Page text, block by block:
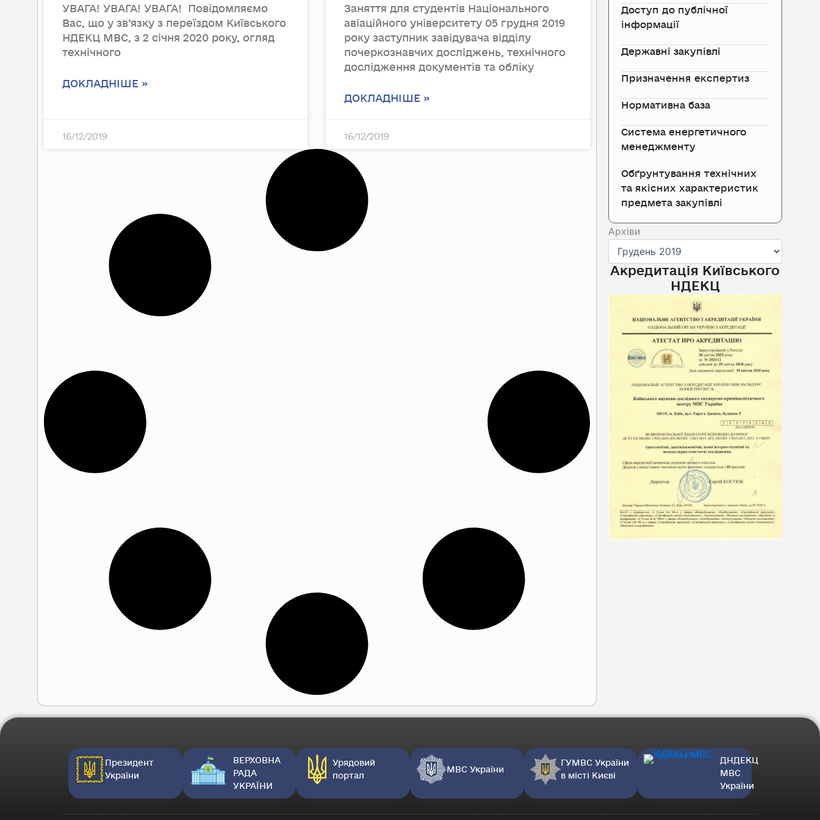
УВАГА! УВАГА! УВАГА! Повідомляємо
Вас, що у зв’язку з переїздом Київського
НДЕКЦ МВС, з 2 січня 2020 року, огляд
технічного
ДОКЛАДНІШЕ »
16/12/2019
Заняття для студентів Національного
авіаційного університету 05 грудня 2019
року заступник завідувача відділу
почеркознавчих досліджень, технічного
дослідження документів та обліку
ДОКЛАДНІШЕ »
16/12/2019
Доступ до публічної
інформації
Державні закупівлі
Призначення експертиз
Нормативна база
Система енергетичного
менеджменту
Обґрунтування технічних
та якісних характеристик
предмета закупівлі
Архіви
Архіви
Акредитація Київського
НДЕКЦ
Президент
України
ВЕРХОВНА
РАДА
УКРАЇНИ
Урядовий
портал
МВС України
ГУМВС України
в місті Києві
ДНДЕКЦ
МВС
України